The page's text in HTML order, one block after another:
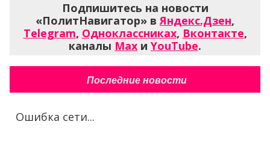
Подпишитесь на новости
«ПолитНавигатор» вЯндекс.Дзен,
Telegram, Одноклассниках, Вконтакте,
каналы Max и YouTube.
Последние новости
Ошибка сети...